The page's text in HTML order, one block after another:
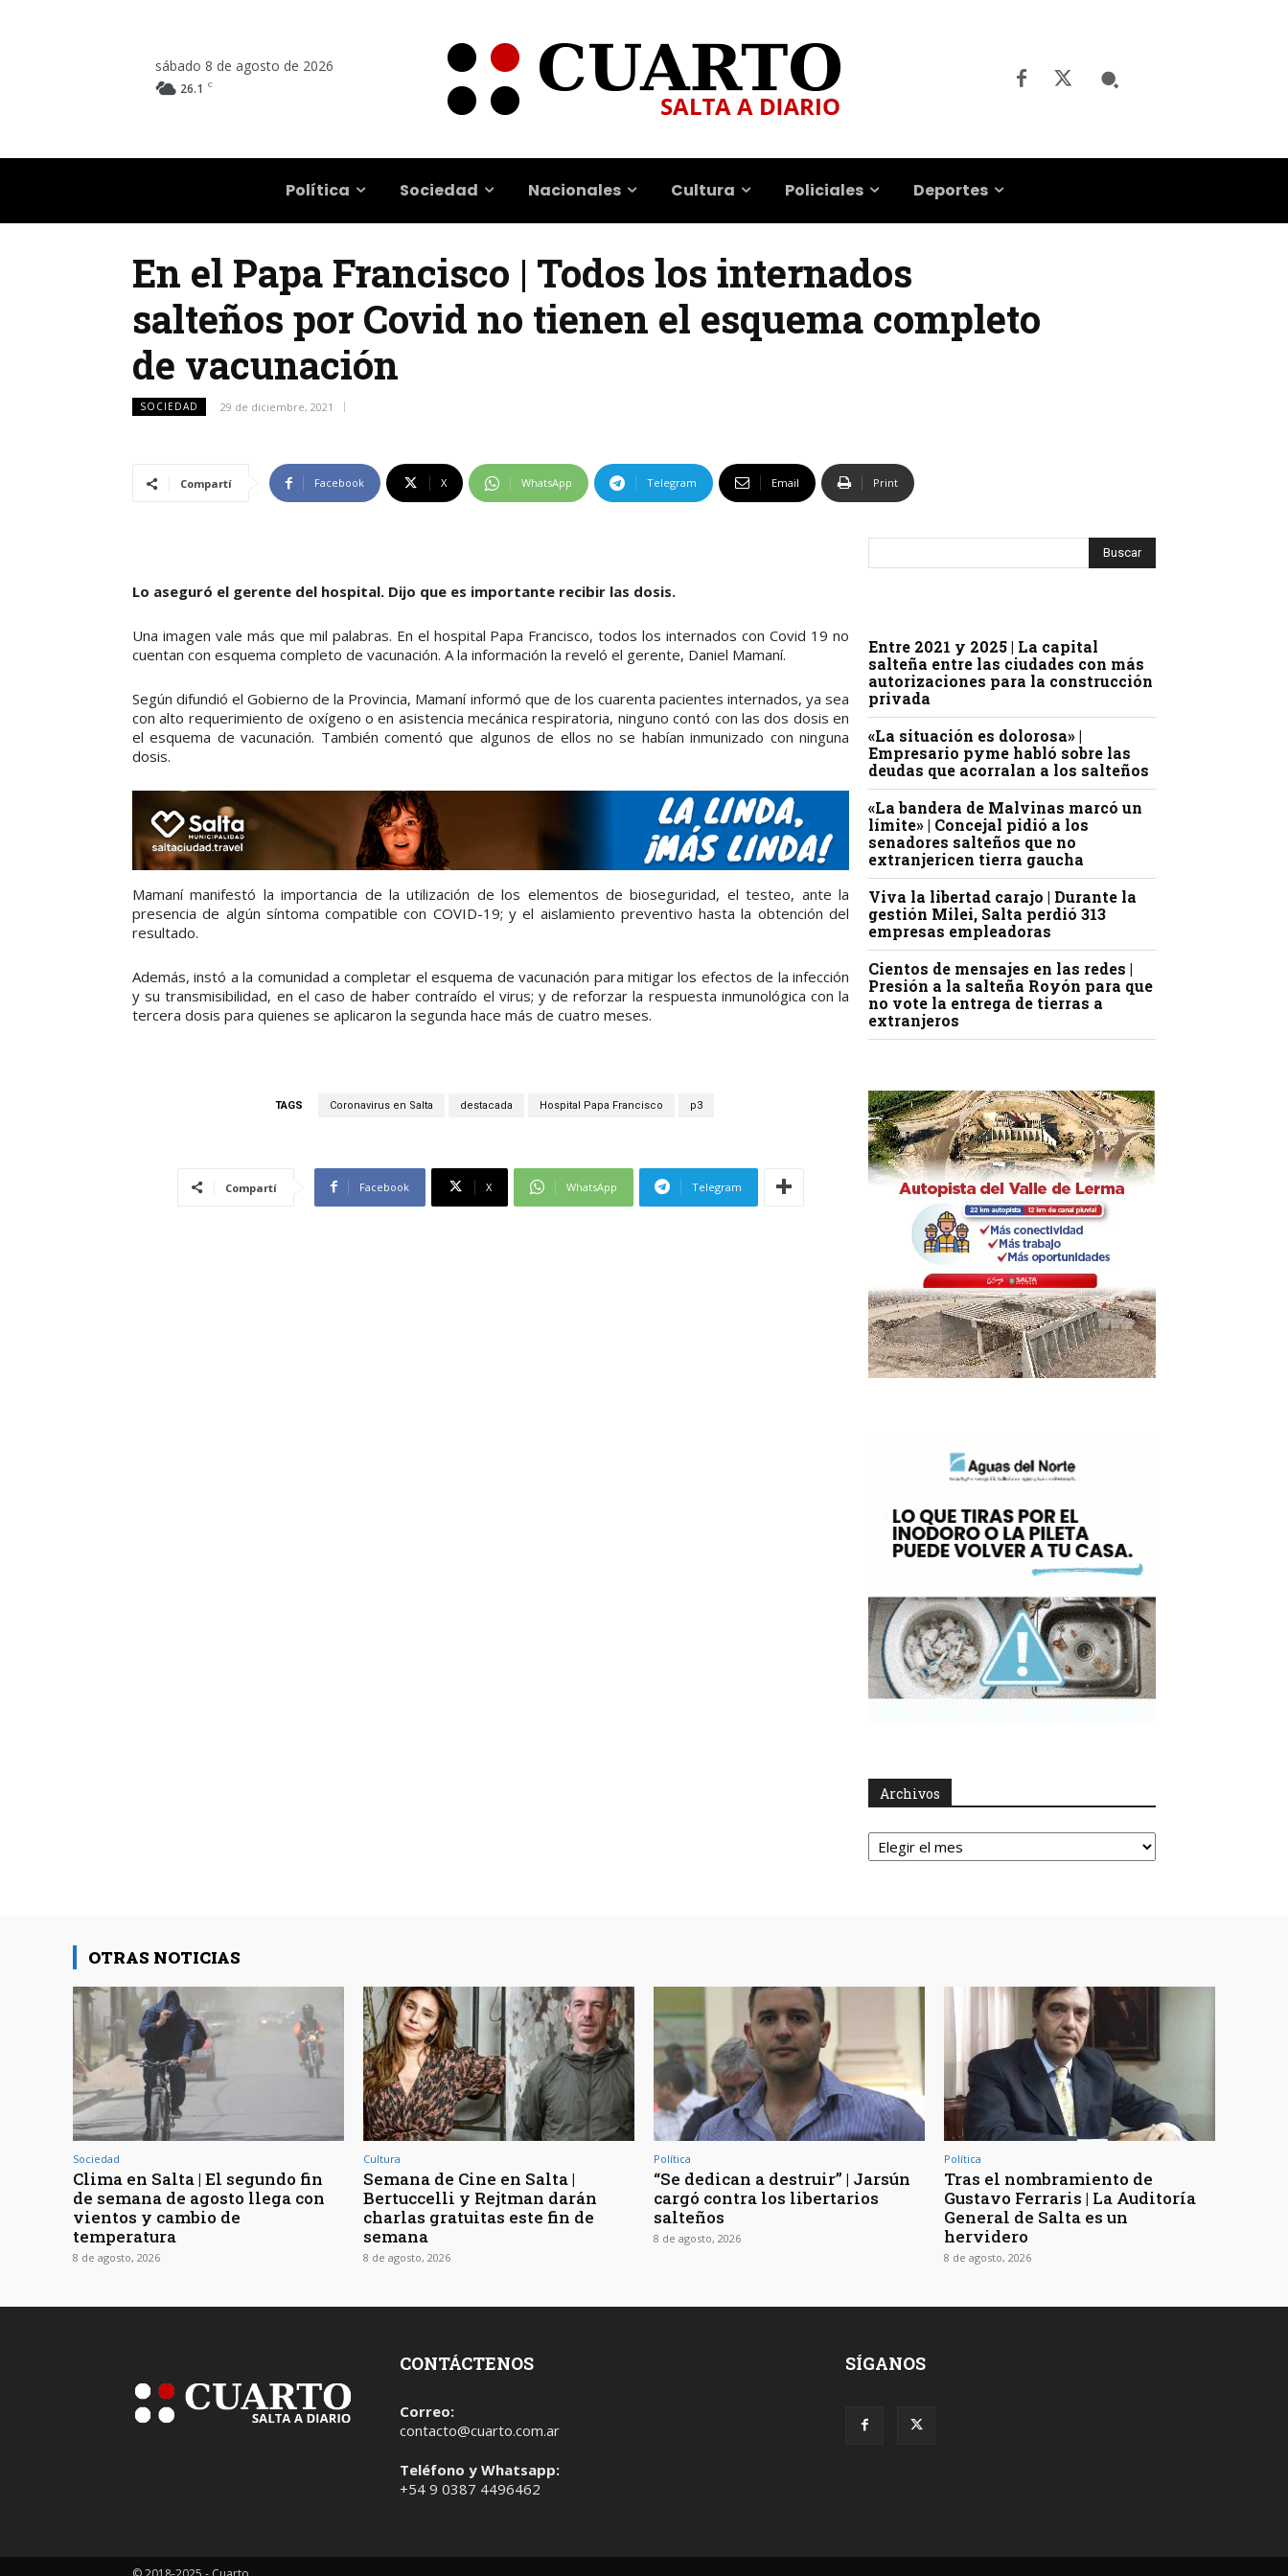
sábado 8 de agosto de 2026
26.1 C
Política Sociedad Nacionales Cultura Policiales Deportes
En el Papa Francisco | Todos los internados
salteños por Covid no tienen el esquema completo
de vacunación
SOCIEDAD 29 de diciembre, 2021
Compartí Facebook X WhatsApp Telegram Email Print
Lo aseguró el gerente del hospital. Dijo que es importante recibir las dosis.
Una imagen vale más que mil palabras. En el hospital Papa Francisco, todos los internados con Covid 19 no
cuentan con esquema completo de vacunación. A la información la reveló el gerente, Daniel Mamaní.
Según difundió el Gobierno de la Provincia, Mamaní informó que de los cuarenta pacientes internados, ya sea
con alto requerimiento de oxígeno o en asistencia mecánica respiratoria, ninguno contó con las dos dosis en
el esquema de vacunación. También comentó que algunos de ellos no se habían inmunizado con ninguna
dosis.
Mamaní manifestó la importancia de la utilización de los elementos de bioseguridad, el testeo, ante la
presencia de algún síntoma compatible con COVID-19; y el aislamiento preventivo hasta la obtención del
resultado.
Además, instó a la comunidad a completar el esquema de vacunación para mitigar los efectos de la infección
y su transmisibilidad, en el caso de haber contraído el virus; y de reforzar la respuesta inmunológica con la
tercera dosis para quienes se aplicaron la segunda hace más de cuatro meses.
TAGS Coronavirus en Salta destacada Hospital Papa Francisco p3
Compartí Facebook X WhatsApp Telegram
Entre 2021 y 2025 | La capital
salteña entre las ciudades con más
autorizaciones para la construcción
privada
«La situación es dolorosa» |
Empresario pyme habló sobre las
deudas que acorralan a los salteños
«La bandera de Malvinas marcó un
límite» | Concejal pidió a los
senadores salteños que no
extranjericen tierra gaucha
Viva la libertad carajo | Durante la
gestión Milei, Salta perdió 313
empresas empleadoras
Cientos de mensajes en las redes |
Presión a la salteña Royón para que
no vote la entrega de tierras a
extranjeros
Archivos
Archivos
OTRAS NOTICIAS
Sociedad
Clima en Salta | El segundo fin
de semana de agosto llega con
vientos y cambio de
temperatura
8 de agosto, 2026
Cultura
Semana de Cine en Salta |
Bertuccelli y Rejtman darán
charlas gratuitas este fin de
semana
8 de agosto, 2026
Política
“Se dedican a destruir” | Jarsún
cargó contra los libertarios
salteños
8 de agosto, 2026
Política
Tras el nombramiento de
Gustavo Ferraris | La Auditoría
General de Salta es un
hervidero
8 de agosto, 2026
CONTÁCTENOS
Correo:
contacto@cuarto.com.ar
Teléfono y Whatsapp:
+54 9 0387 4496462
SÍGANOS